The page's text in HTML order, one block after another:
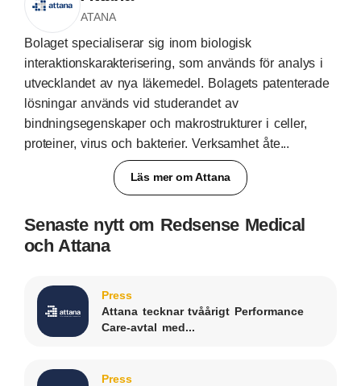
ATANA
Bolaget specialiserar sig inom biologisk
interaktionskarakterisering, som används för analys i
utvecklandet av nya läkemedel. Bolagets patenterade
lösningar används vid studerandet av
bindningsegenskaper och makrostrukturer i celler,
proteiner, virus och bakterier. Verksamhet åte...
Läs mer om Attana
Senaste nytt om Redsense Medical
och Attana
Press
Attana tecknar tvåårigt Performance
Care-avtal med...
Press